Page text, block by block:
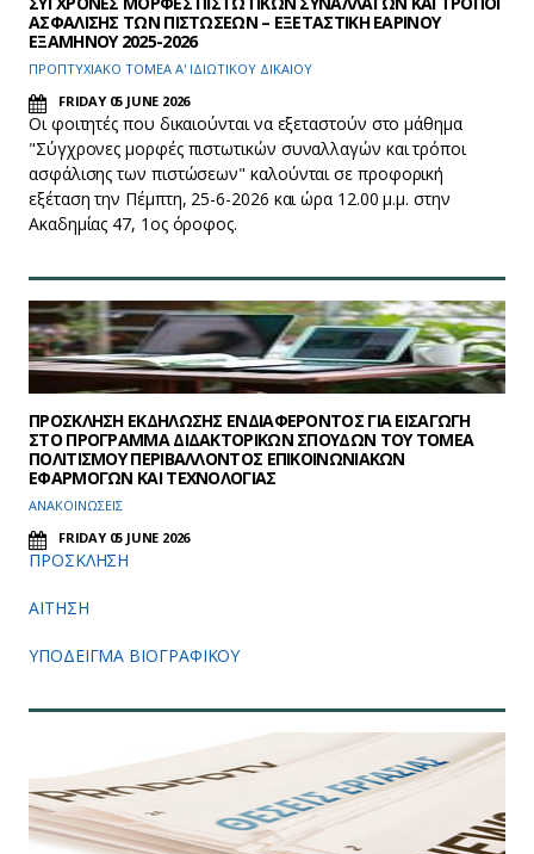
ΑΣΦΑΛΙΣΗΣ ΤΩΝ ΠΙΣΤΩΣΕΩΝ – ΕΞΕΤΑΣΤΙΚΗ ΕΑΡΙΝΟΥ
ΕΞΑΜΗΝΟΥ 2025-2026
ΠΡΟΠΤΥΧΙΑΚΟ ΤΟΜΕΑ Α' ΙΔΙΩΤΙΚΟΥ ΔΙΚΑΙΟΥ
FRIDAY 05 JUNE 2026
Οι φοιτητές που δικαιούνται να εξεταστούν στο μάθημα
"Σύγχρονες μορφές πιστωτικών συναλλαγών και τρόποι
ασφάλισης των πιστώσεων" καλούνται σε προφορική
εξέταση την Πέμπτη, 25-6-2026 και ώρα 12.00 μ.μ. στην
Ακαδημίας 47, 1ος όροφος.
ΠΡΟΣΚΛΗΣΗ ΕΚΔΗΛΩΣΗΣ ΕΝΔΙΑΦΕΡΟΝΤΟΣ ΓΙΑ ΕΙΣΑΓΩΓΗ
ΣΤΟ ΠΡΟΓΡΑΜΜΑ ΔΙΔΑΚΤΟΡΙΚΩΝ ΣΠΟΥΔΩΝ ΤΟΥ ΤΟΜΕΑ
ΠΟΛΙΤΙΣΜΟΥ ΠΕΡΙΒΑΛΛΟΝΤΟΣ ΕΠΙΚΟΙΝΩΝΙΑΚΩΝ
ΕΦΑΡΜΟΓΩΝ ΚΑΙ ΤΕΧΝΟΛΟΓΙΑΣ
ΑΝΑΚΟΙΝΩΣΕΙΣ
FRIDAY 05 JUNE 2026
ΠΡΟΣΚΛΗΣΗ
ΑΙΤΗΣΗ
ΥΠΟΔΕΙΓΜΑ ΒΙΟΓΡΑΦΙΚΟΥ